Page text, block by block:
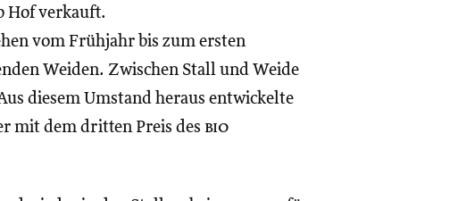
Hof verkauft.
vom Frühjahr bis zum ersten
Weiden. Zwischen Stall und Weide
diesem Umstand heraus entwickelte
mit dem dritten Preis des bio